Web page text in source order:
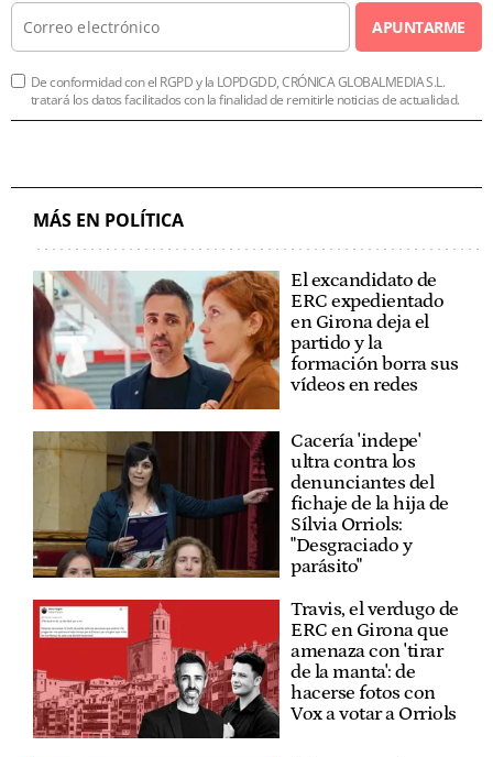
APUNTARME
De conformidad con el RGPD y la LOPDGDD, CRÓNICA GLOBALMEDIA S.L.
tratará los datos facilitados con la finalidad de remitirle noticias de actualidad.
MÁS EN POLÍTICA
El excandidato de
ERC expedientado
en Girona deja el
partido y la
formación borra sus
vídeos en redes
Cacería 'indepe'
ultra contra los
denunciantes del
fichaje de la hija de
Sílvia Orriols:
"Desgraciado y
parásito"
Travis, el verdugo de
ERC en Girona que
amenaza con 'tirar
de la manta': de
hacerse fotos con
Vox a votar a Orriols